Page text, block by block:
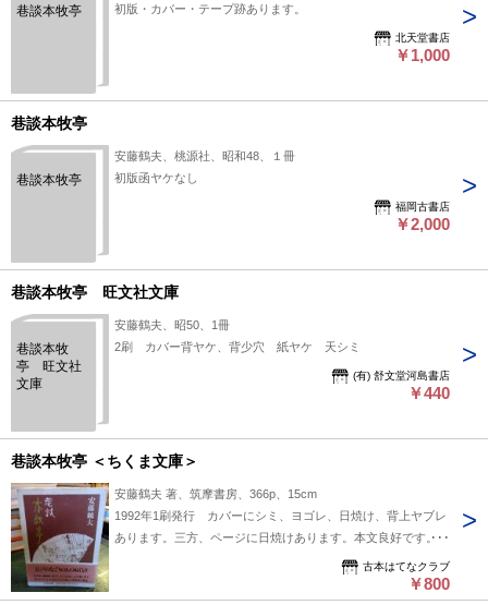
巷談本牧亭 初版・カバー・テープ跡あります。
北天堂書店
￥1,000
巷談本牧亭
巷談本牧亭
安藤鶴夫、桃源社、昭和48、１冊
初版函ヤケなし
福岡古書店
￥2,000
巷談本牧亭 旺文社文庫
巷談本牧
亭 旺文社
文庫
安藤鶴夫、昭50、1冊
2刷 カバー背ヤケ、背少穴 紙ヤケ 天シミ
(有) 舒文堂河島書店
￥440
巷談本牧亭 ＜ちくま文庫＞
安藤鶴夫 著、筑摩書房、366p、15cm
1992年1刷発行 カバーにシミ、ヨゴレ、日焼け、背上ヤブレ
あります。三方、ページに日焼けあります。本文良好です。経
年感ありますので読めれば良い方向けです。梱包丁寧、迅速に
古本はてなクラブ
￥800